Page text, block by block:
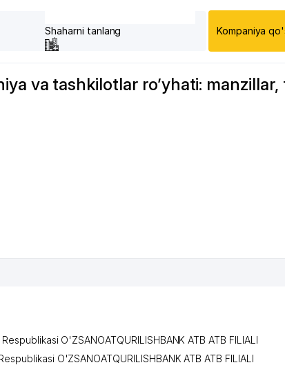
Shaharni tanlang Kompaniya
va tashkilotlar ro’yhati: manzillar,
O'ZSANOATQURILISHBANK ATB ATB FILIALI
O'ZSANOATQURILISHBANK ATB ATB FILIALI